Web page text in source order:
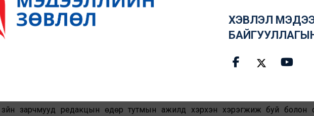
шинэ сорилтуудыг нотолгоонд суурилан тайлбарласан байх. Үүнд,
зүйн ёс зүйн эрсдэл”
сэдвээр “эх сурвалжийн ил тод байдал, ташаа
төр, хувийн мэдээлэл, алгоритмын алдаа, хариуцлагын асуудлыг” авч үзэх.
Мэдээллийн Зөвлөлийн үндсэн үйл ажиллагаа болох сэтгүүл зүйн ёс зүй,
Ёс зүйн хорооны шийдвэр, гомдлын чиг хандлага болон
байх. Үүнд,
зарчмууд редакцын өдөр тутмын ажилд хэрхэн хэрэгжиж буй болон
ХЭВЛЭЛ